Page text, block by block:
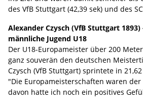
des VfB Stuttgart (42,39 sek) und des
Alexander Czysch (VfB Stuttgart 1893)
männliche Jugend U18
Der U18-Europameister über 200
ganz souverän den deutschen
Czysch (VfB Stuttgart) sprintete in
"Die Europameisterschaften waren
davon hatte ich noch ein positives